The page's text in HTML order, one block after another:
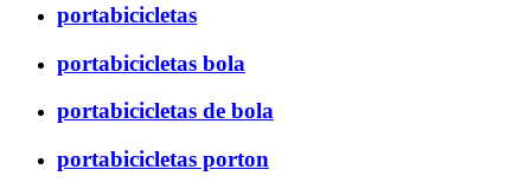
portabicicletas
portabicicletas bola
portabicicletas de bola
portabicicletas porton